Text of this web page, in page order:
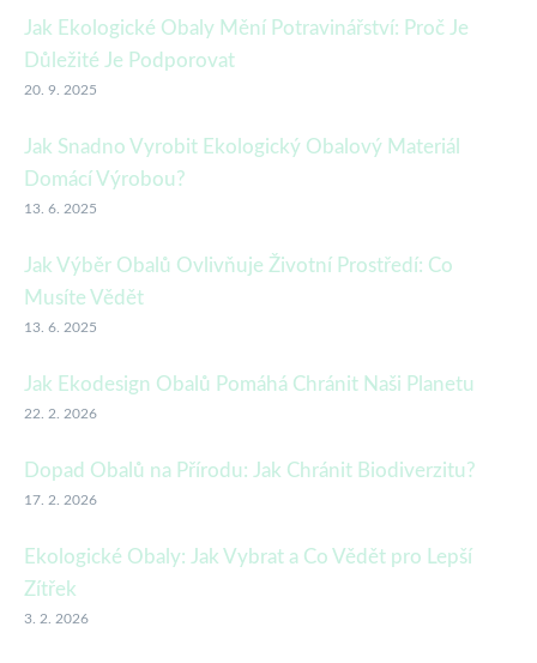
Jak Ekologické Obaly Mění Potravinářství: Proč Je
Důležité Je Podporovat
20. 9. 2025
Jak Snadno Vyrobit Ekologický Obalový Materiál
Domácí Výrobou?
13. 6. 2025
Jak Výběr Obalů Ovlivňuje Životní Prostředí: Co
Musíte Vědět
13. 6. 2025
Jak Ekodesign Obalů Pomáhá Chránit Naši Planetu
22. 2. 2026
Dopad Obalů na Přírodu: Jak Chránit Biodiverzitu?
17. 2. 2026
Ekologické Obaly: Jak Vybrat a Co Vědět pro Lepší
Zítřek
3. 2. 2026